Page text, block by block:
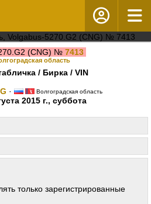
(CNG) № 7413
область
/ Бирка / VIN
· Волгоградская область
2015 г., суббота
только зарегистрированные